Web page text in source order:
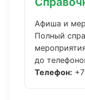
Афиша и
Полный
до
Телефон: